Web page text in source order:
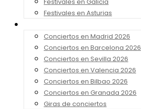
Festivales en Asturias
Conciertos en Madrid 2026
Conciertos en Barcelona 2026
Conciertos en Sevilla 2026
Conciertos en Valencia 2026
Conciertos en Bilbao 2026
Conciertos en Granada 2026
Giras de conciertos